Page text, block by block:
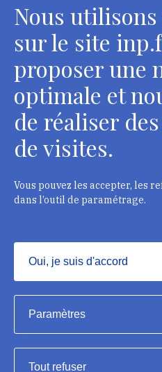
2 rue Vivienne - 75002 Paris
Tél. : + 33 1 44 41 16 41
Contacts
Département des
124 rue Henri Barbusse - 93300
Contacts
Institut national du
Mentions
Nous utilisons
sur le site
proposer une
optimale et
de réaliser
de visites.
Vous pouvez les accepter, les
dans l’outil de paramétrage.
Oui, je suis d'accord
Masquer
Paramètres
Tout refuser